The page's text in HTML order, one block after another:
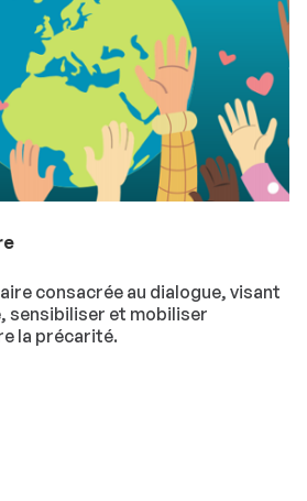
consacrée au dialogue, visant
sensibiliser et mobiliser
la précarité.